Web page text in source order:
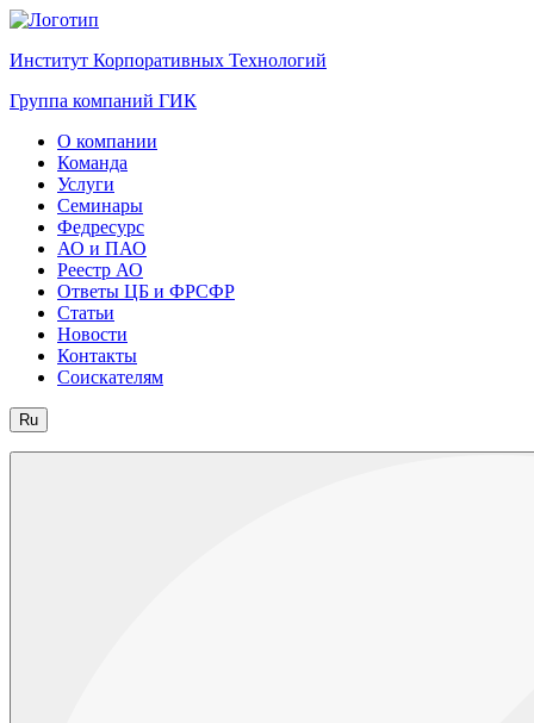
Институт Корпоративных Технологий
Группа компаний ГИК
О компании
Команда
Услуги
Семинары
Федресурс
АО и ПАО
Реестр АО
Ответы ЦБ и ФРСФР
Статьи
Новости
Контакты
Соискателям
Ru